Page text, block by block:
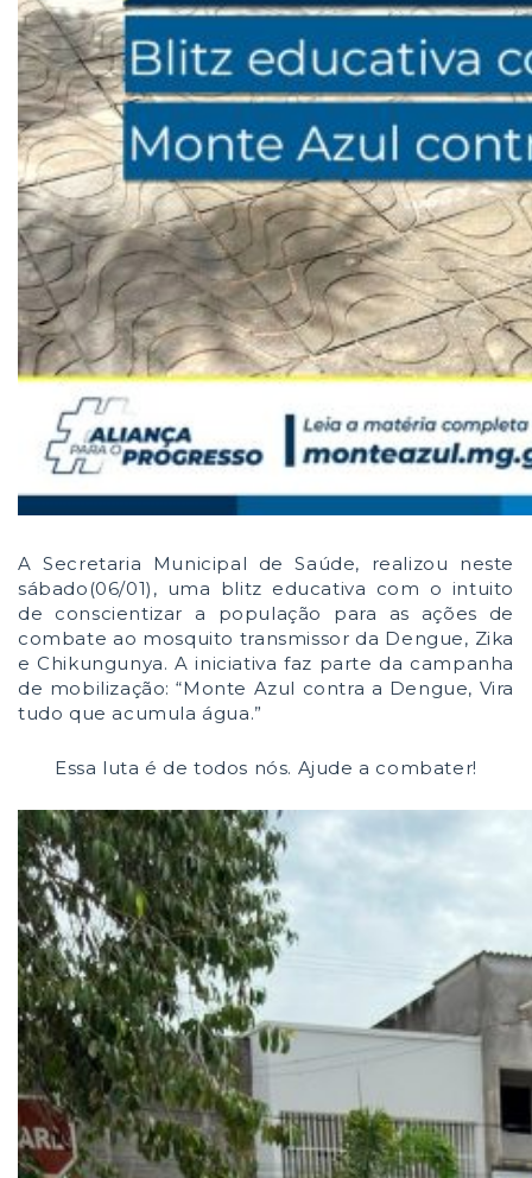
A Secretaria Municipal de Saúde, realizou neste
sábado(06/01), uma blitz educativa com o intuito
de conscientizar a população para as ações de
combate ao mosquito transmissor da Dengue, Zika
e Chikungunya.A iniciativa faz parte da campanha
de mobilização: “Monte Azul contra a Dengue, Vira
tudo que acumula água.”
Essa luta é de todos nós. Ajude a combater!